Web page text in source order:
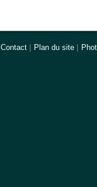
Contact Plan du site